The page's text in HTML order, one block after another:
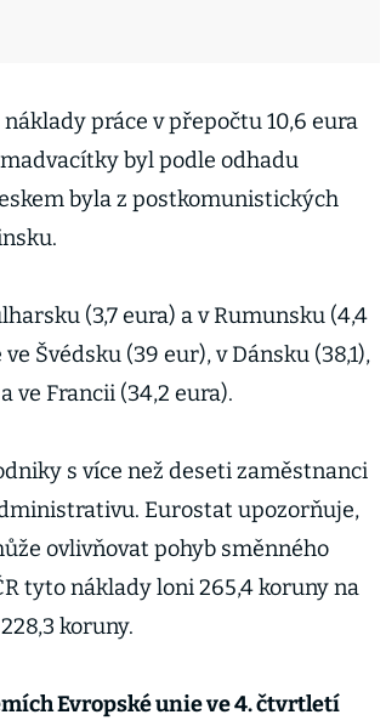
práce v přepočtu 10,6 eura
byl podle odhadu
byla z postkomunistických
(3,7 eura) a v Rumunsku (4,4
Švédsku (39 eur), v Dánsku (38,1),
ve Francii (34,2 eura).
s více než deseti zaměstnanci
Eurostat upozorňuje,
ovlivňovat pohyb směnného
tyto náklady loni 265,4 koruny na
koruny.
Evropské unie ve 4. čtvrtletí